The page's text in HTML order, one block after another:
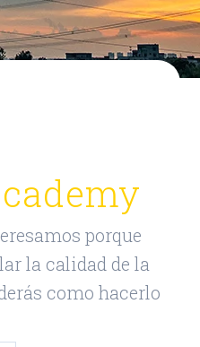
porque
la calidad de la
como hacerlo